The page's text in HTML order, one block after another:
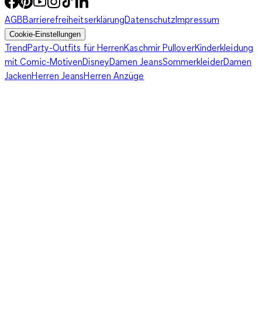
AGBBarrierefreiheitserklärungDatenschutzImpressum
Cookie-Einstellungen
TrendParty-Outfits für HerrenKaschmir PulloverKinderkleidung
mit Comic-MotivenDisneyDamen JeansSommerkleiderDamen
JackenHerren JeansHerren Anzüge